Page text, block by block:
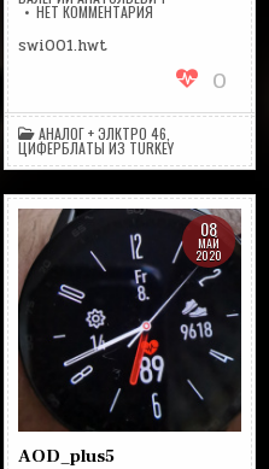
НЕТ КОММЕНТАРИЯНА
swi001.hwt
0
АНАЛОГ + ЭЛКТРО 46
ЦИФЕРБЛАТЫ ИЗ TURKEY
08
МАЙ
2020
AOD_plus5